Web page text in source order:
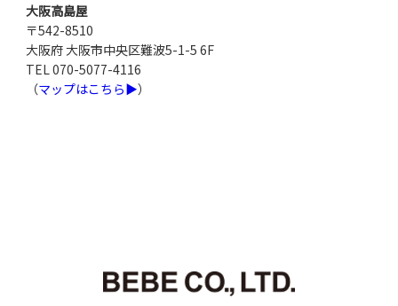
大阪高島屋
〒542-8510
大阪府 大阪市中央区難波5-1-5 6F
TEL 070-5077-4116
（マップはこちら▶）